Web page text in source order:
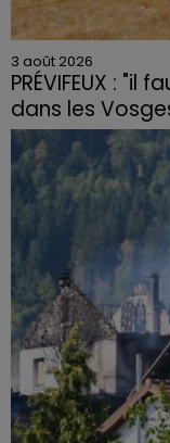
3 août 2026
PRÉVIFEUX :
dans les